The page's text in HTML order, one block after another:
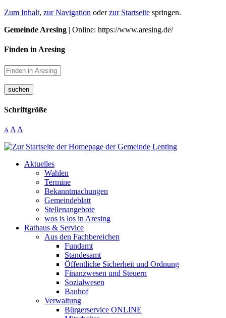
Zum Inhalt, zur Navigation oderzur Startseite springen.
Gemeinde Aresing | Online: https://www.aresing.de/
Finden in Aresing
suchen
Schriftgröße
A A A
Aktuelles
Wahlen
Termine
Bekanntmachungen
Gemeindeblatt
Stellenangebote
wos is los in Aresing
Rathaus & Service
Aus den Fachbereichen
Fundamt
Standesamt
Öffentliche Sicherheit und Ordnung
Finanzwesen und Steuern
Sozialwesen
Bauhof
Verwaltung
Bürgerservice ONLINE